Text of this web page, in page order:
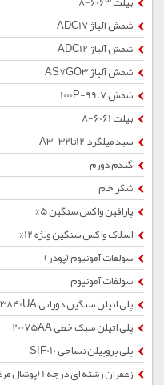
شمش آلیاژ ADC17
شمش آلیاژ ADC12
شمش آلیاژ AS7GO3
شمش 1000P-99.7
بیلت 6061-8
سبد میلگرد 12تا32-A3
گندم دورم
شکر خام
پارافین واکس سنگین 5%
اسلاک واکس سنگین ویژه 12%
سولفات آمونیوم (پودر)
سولفات آمونیوم
پلی اتیلن سنگین دورانی MD3840UA
پلی اتیلن سبک خطی 20075AA
پلی پروپیلن نساجی SIF010
زعفران رشته ای درجه 1 (پوشال مرغوب)